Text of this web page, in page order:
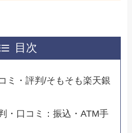
目次
ミ・評判/そもそも楽天銀
・口コミ：振込・ATM手